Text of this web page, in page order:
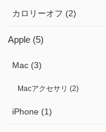
カロリーオフ (2)
Apple (5)
Mac (3)
Macアクセサリ (2)
iPhone (1)